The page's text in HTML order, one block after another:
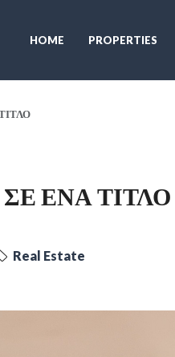
HOME PROPERTIES
ΕΝΑ ΤΙΤΛΟ
Real Estate